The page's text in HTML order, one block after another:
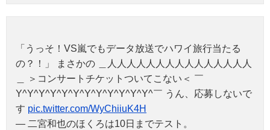
「うっそ！VS嵐でもデータ放送でハワイ旅行当たる
の？！」 まさかの ＿人人人人人人人人人人人人人人人
＿ ＞コンサートチケットついてこない＜ ￣
Y^Y^Y^Y^Y^Y^Y^Y^Y^Y^Y^Y^￣ うん、応募しないで
す pic.twitter.com/WyChiiuK4H
— 二宮和也のほくろは10日までテスト。